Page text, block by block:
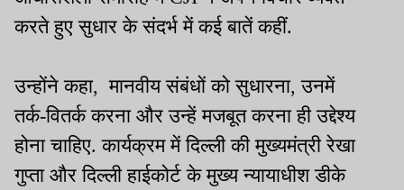
करते हुए सुधार के संदर्भ में कई बातें कहीं.
उन्होंने कहा, मानवीय संबंधों को सुधारना, उनमें
तर्क-वितर्क करना और उन्हें मजबूत करना ही उद्देश्य
होना चाहिए. कार्यक्रम में दिल्ली की मुख्यमंत्री रेखा
गुप्ता और दिल्ली हाईकोर्ट के मुख्य न्यायाधीश डीके